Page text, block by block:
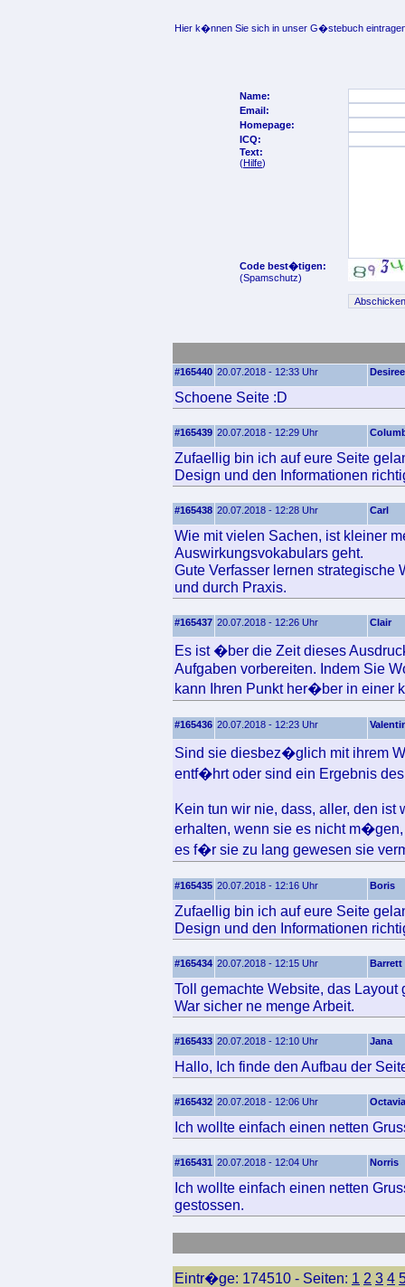
Hier k�nnen Sie sich in unser G�stebuch
Name:
Email:
Homepage:
ICQ:
Text:
(Hilfe)
Code best�tigen:
(Spamschutz)
#165440 20.07.2018 - 12:33 Uhr Desiree
Schoene Seite :D
#165439 20.07.2018 - 12:29 Uhr
Zufaellig bin ich auf eure Seite
Design und den Informationen
#165438 20.07.2018 - 12:28 Uhr Carl
Wie mit vielen Sachen, ist kleiner
Auswirkungsvokabulars geht.
Gute Verfasser lernen strategische
und durch Praxis.
#165437 20.07.2018 - 12:26 Uhr Clair
Es ist �ber die Zeit dieses
Aufgaben vorbereiten. Indem Sie
kann Ihren Punkt her�ber in einer
#165436 20.07.2018 - 12:23 Uhr
Sind sie diesbez�glich mit ihrem
entf�hrt oder sind ein Ergebnis
Kein tun wir nie, dass, aller, den
erhalten, wenn sie es nicht
es f�r sie zu lang gewesen sie
#165435 20.07.2018 - 12:16 Uhr Boris
Zufaellig bin ich auf eure Seite
Design und den Informationen
#165434 20.07.2018 - 12:15 Uhr Barrett
Toll gemachte Website, das Layout
War sicher ne menge Arbeit.
#165433 20.07.2018 - 12:10 Uhr Jana
Hallo, Ich finde den Aufbau der
#165432 20.07.2018 - 12:06 Uhr Octavia
Ich wollte einfach einen netten
#165431 20.07.2018 - 12:04 Uhr Norris
Ich wollte einfach einen netten
gestossen.
Eintr�ge: 174510 - Seiten: 1 2 3 4